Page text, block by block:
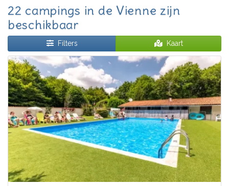
22 campings in de Vienne zijn
beschikbaar
Filters Kaart